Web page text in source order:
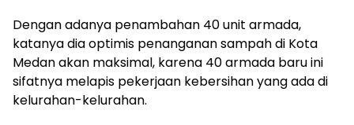
Dengan adanya penambahan 40 unit armada,
katanya dia optimis penanganan sampah di Kota
Medan akan maksimal, karena 40 armada baru ini
sifatnya melapis pekerjaan kebersihan yang ada di
kelurahan-kelurahan.